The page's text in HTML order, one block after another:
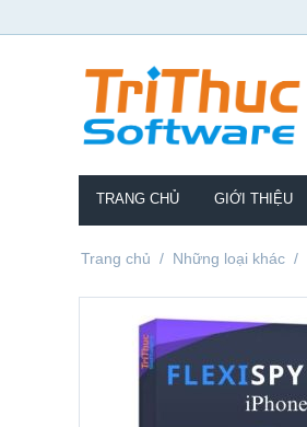
TRANG CHỦ GIỚI THIỆU
Trang chủ / Những loại khác /